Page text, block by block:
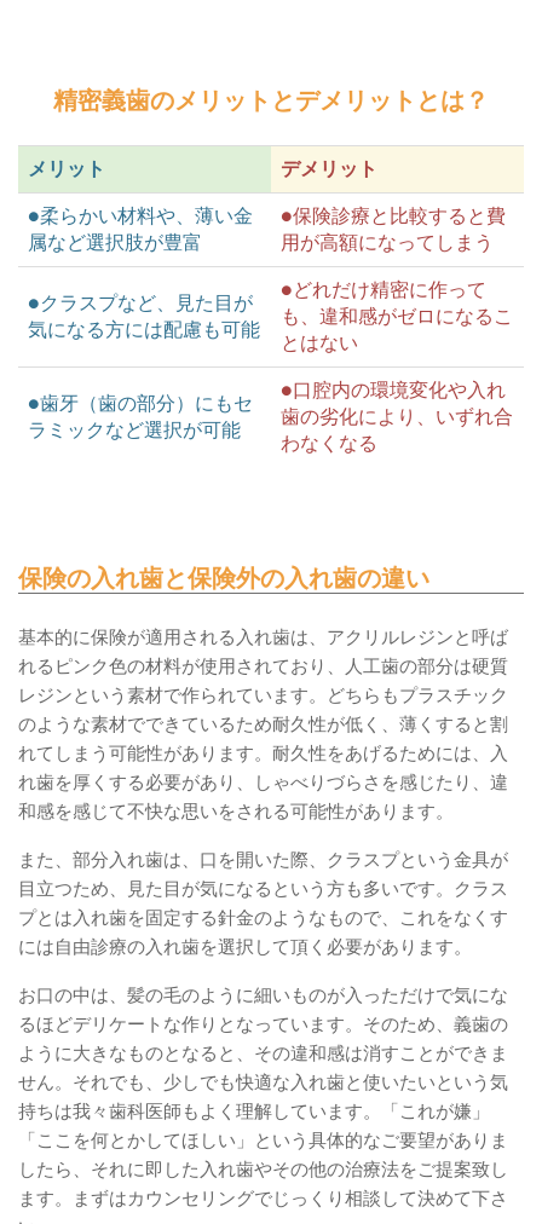
精密義歯のメリットとデメリットとは？
メリット デメリット
●柔らかい材料や、薄い金
属など選択肢が豊富
●保険診療と比較すると費
用が高額になってしまう
●クラスプなど、見た目が
気になる方には配慮も可能
●どれだけ精密に作って
も、違和感がゼロになるこ
とはない
●歯牙（歯の部分）にもセ
ラミックなど選択が可能
●口腔内の環境変化や入れ
歯の劣化により、いずれ合
わなくなる
保険の入れ歯と保険外の入れ歯の違い
基本的に保険が適用される入れ歯は、アクリルレジンと呼ば
れるピンク色の材料が使用されており、人工歯の部分は硬質
レジンという素材で作られています。どちらもプラスチック
のような素材でできているため耐久性が低く、薄くすると割
れてしまう可能性があります。耐久性をあげるためには、入
れ歯を厚くする必要があり、しゃべりづらさを感じたり、違
和感を感じて不快な思いをされる可能性があります。
また、部分入れ歯は、口を開いた際、クラスプという金具が
目立つため、見た目が気になるという方も多いです。クラス
プとは入れ歯を固定する針金のようなもので、これをなくす
には自由診療の入れ歯を選択して頂く必要があります。
お口の中は、髪の毛のように細いものが入っただけで気にな
るほどデリケートな作りとなっています。そのため、義歯の
ように大きなものとなると、その違和感は消すことができま
せん。それでも、少しでも快適な入れ歯と使いたいという気
持ちは我々歯科医師もよく理解しています。「これが嫌」
「ここを何とかしてほしい」という具体的なご要望がありま
したら、それに即した入れ歯やその他の治療法をご提案致し
ます。まずはカウンセリングでじっくり相談して決めて下さ